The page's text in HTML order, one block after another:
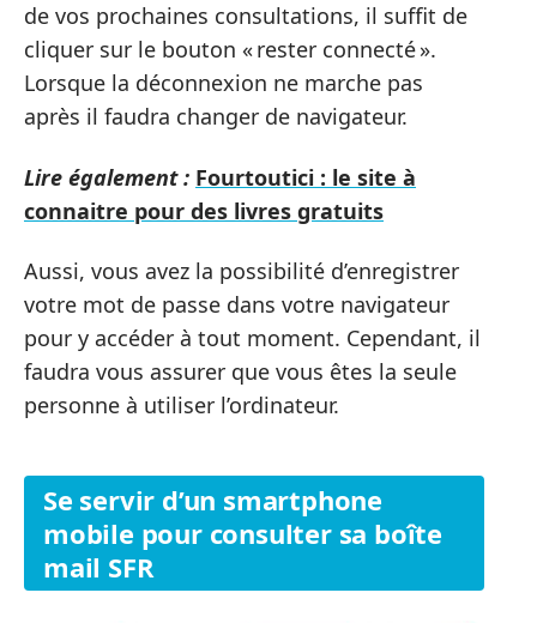
de vos prochaines consultations, il suffit de
cliquer sur le bouton « rester connecté ».
Lorsque la déconnexion ne marche pas
après il faudra changer de navigateur.
Lire également : Fourtoutici : le site à
connaitre pour des livres gratuits
Aussi, vous avez la possibilité d’enregistrer
votre mot de passe dans votre navigateur
pour y accéder à tout moment. Cependant, il
faudra vous assurer que vous êtes la seule
personne à utiliser l’ordinateur.
Se servir d’un smartphone
mobile pour consulter sa boîte
mail SFR